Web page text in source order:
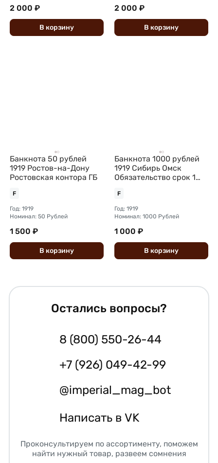
2 000 ₽
В корзину
2 000 ₽
В корзину
Банкнота 50 рублей
1919 Ростов-на-Дону
Ростовская контора ГБ
F
Год: 1919
Номинал: 50 Рублей
1 500 ₽
В корзину
Банкнота 1000 рублей
1919 Сибирь Омск
Обязательство срок 1
F
Год: 1919
Номинал: 1000 Рублей
1 000 ₽
В корзину
Остались вопросы?
8 (800) 550-26-44
+7 (926) 049-42-99
@imperial_mag_bot
Написать в VK
Проконсультируем по ассортименту, поможем
найти нужный товар, развеем сомнения